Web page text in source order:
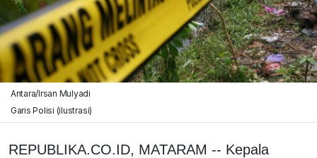
Antara/Irsan Mulyadi
Garis Polisi (ilustrasi)
REPUBLIKA.CO.ID, MATARAM -- Kepala